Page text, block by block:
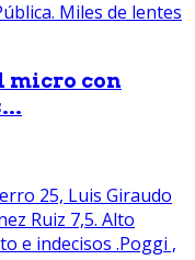
micro con